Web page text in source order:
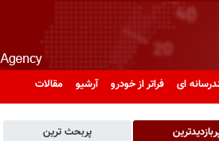
ای فراتر از خودرو آرشیو مقالات
پربحث ترین